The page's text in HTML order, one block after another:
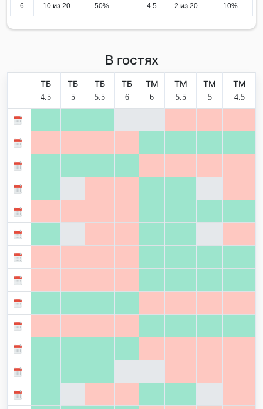
6 10 из 20 50% 4.5 2 из 20 10%
В гостях
ТБ
4.5
ТБ
5
ТБ
5.5
ТБ
6
ТМ
6
ТМ
5.5
ТМ
5
ТМ
4.5